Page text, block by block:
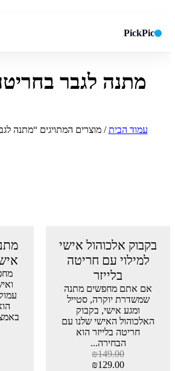
PickPic
חיפוש באתר
חפש
מתנה לגבר
עמוד הבית/ מוצרים המתויגים “מתנה
בקבוק אלכוהול אישי
למילוי עם חריטה
בלייזר
אם אתם מחפשים מתנה
שמשדרת יוקרה, סטייל
ומגע אישי, בקבוק
האלכוהול האישי שלנו עם
חריטה בלייזר הוא
הבחירה...
₪149.00
₪129.00